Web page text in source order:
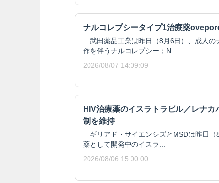
ナルコレプシータイプ1治療薬
武田薬品工業は昨日（8月6日）、成人の
作を伴うナルコレプシー；N...
2026/08/07 14:09:09
HIV治療薬のイスラトラビル／レナ
制を維持
ギリアド・サイエンシズとMSDは昨日（
薬として開発中のイスラ...
2026/08/06 15:00:00